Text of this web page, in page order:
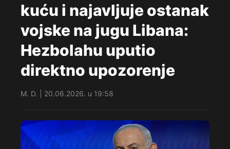
kuću i najavljuje ostanak
vojske na jugu Libana:
Hezbolahu uputio
direktno upozorenje
M. D. | 20.06.2026. u 19:58